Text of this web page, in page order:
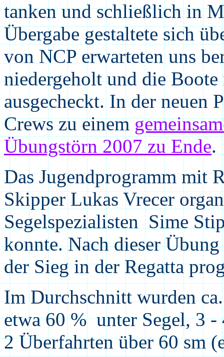
tanken und schließlich in
Übergabe gestaltete sich
von NCP erwarteten uns
niedergeholt und die
ausgecheckt. In der neuen
Crews zu einem
Übungstörn 2007 zu Ende.
Das Jugendprogramm mit
Skipper Lukas Vrecer
Segelspezialisten Sime
konnte. Nach dieser
der Sieg in der Regatta
Im Durchschnitt wurden
etwa 60 % unter Segel, 3 -
2 Überfahrten über 60 sm